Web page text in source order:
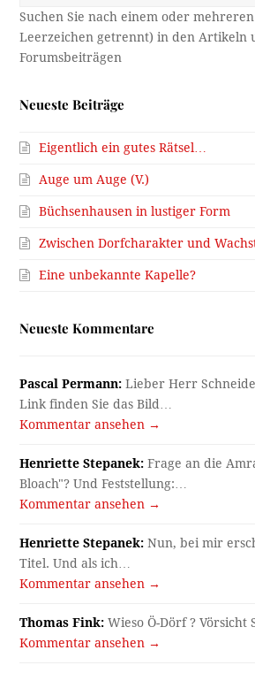
Neueste Beiträge
Eigentlich ein gutes Rätsel…
Auge um Auge (V.)
Büchsenhausen in lustiger Form
Zwischen Dorfcharakter und
Eine unbekannte Kapelle?
Neueste Kommentare
Pascal Permann: Lieber Herr
Link finden Sie das Bild…
Kommentar ansehen →
Henriette Stepanek: Frage an die
Bloach"? Und Feststellung:…
Kommentar ansehen →
Henriette Stepanek: Nun, bei mir
Titel. Und als ich…
Kommentar ansehen →
Thomas Fink: Wieso Ö-Dörf ? Vörsicht
Kommentar ansehen →